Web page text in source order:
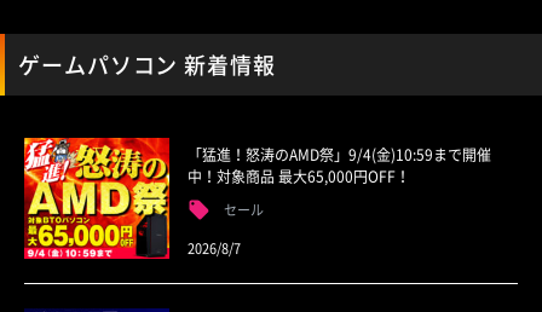
ゲームパソコン 新着情報
「猛進！怒涛のAMD祭」9/4(金)10:59まで開催
中！対象商品 最大65,000円OFF！
セール
2026/8/7